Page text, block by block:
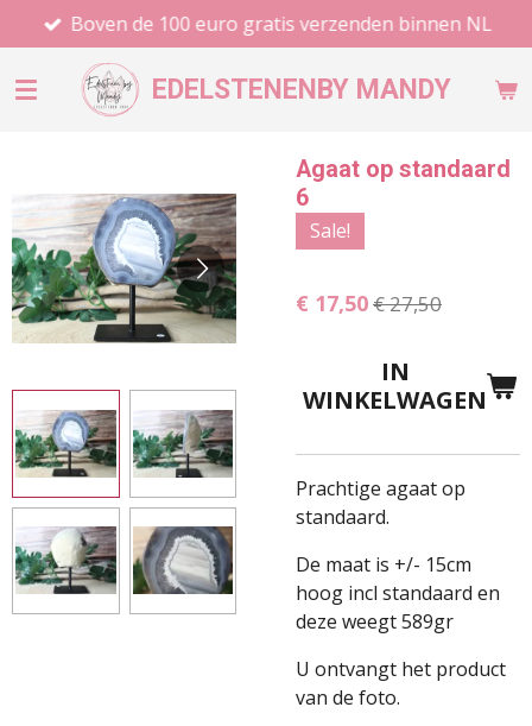
direct
naar
EDELSTENENBY MANDY
Boven de 100 euro gratis verzenden binnen NL
Agaat op standaard
6
Sale!
€ 17,50€ 27,50
IN
WINKELWAGEN
Prachtige agaat op
standaard.
De maat is +/- 15cm
hoog incl standaard en
deze weegt 589gr
U ontvangt het product
van de foto.